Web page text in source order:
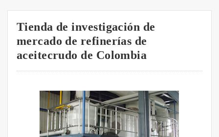
Tienda de investigación de
mercado de refinerías de
aceitecrudo de Colombia